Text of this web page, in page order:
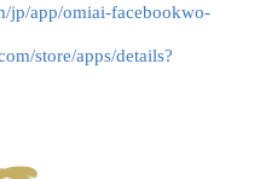
jp/app/omiai-facebookwo-
store/apps/details?